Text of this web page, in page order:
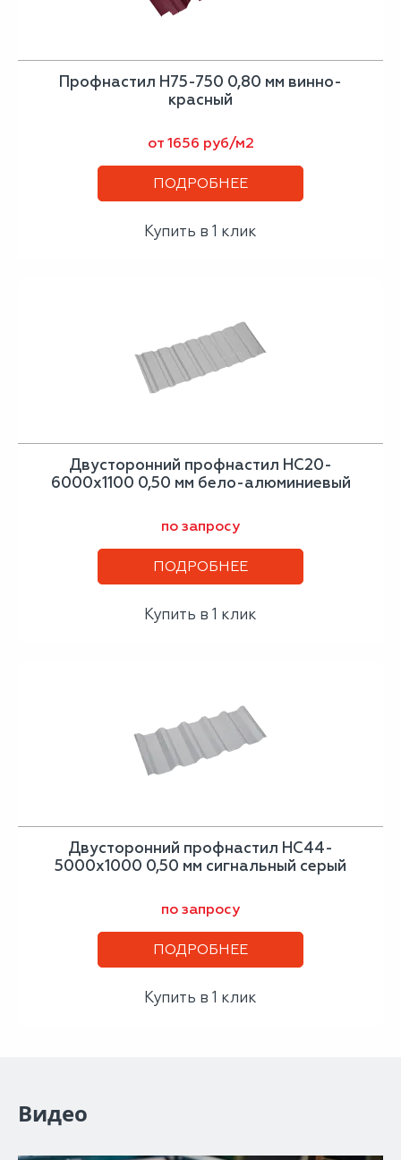
Профнастил Н75-750 0,80 мм винно-
красный
от 1656 руб/м2
ПОДРОБНЕЕ
Купить в 1 клик
Двусторонний профнастил НС20-
6000х1100 0,50 мм бело-алюминиевый
по запросу
ПОДРОБНЕЕ
Купить в 1 клик
Двусторонний профнастил НС44-
5000х1000 0,50 мм сигнальный серый
по запросу
ПОДРОБНЕЕ
Купить в 1 клик
Видео